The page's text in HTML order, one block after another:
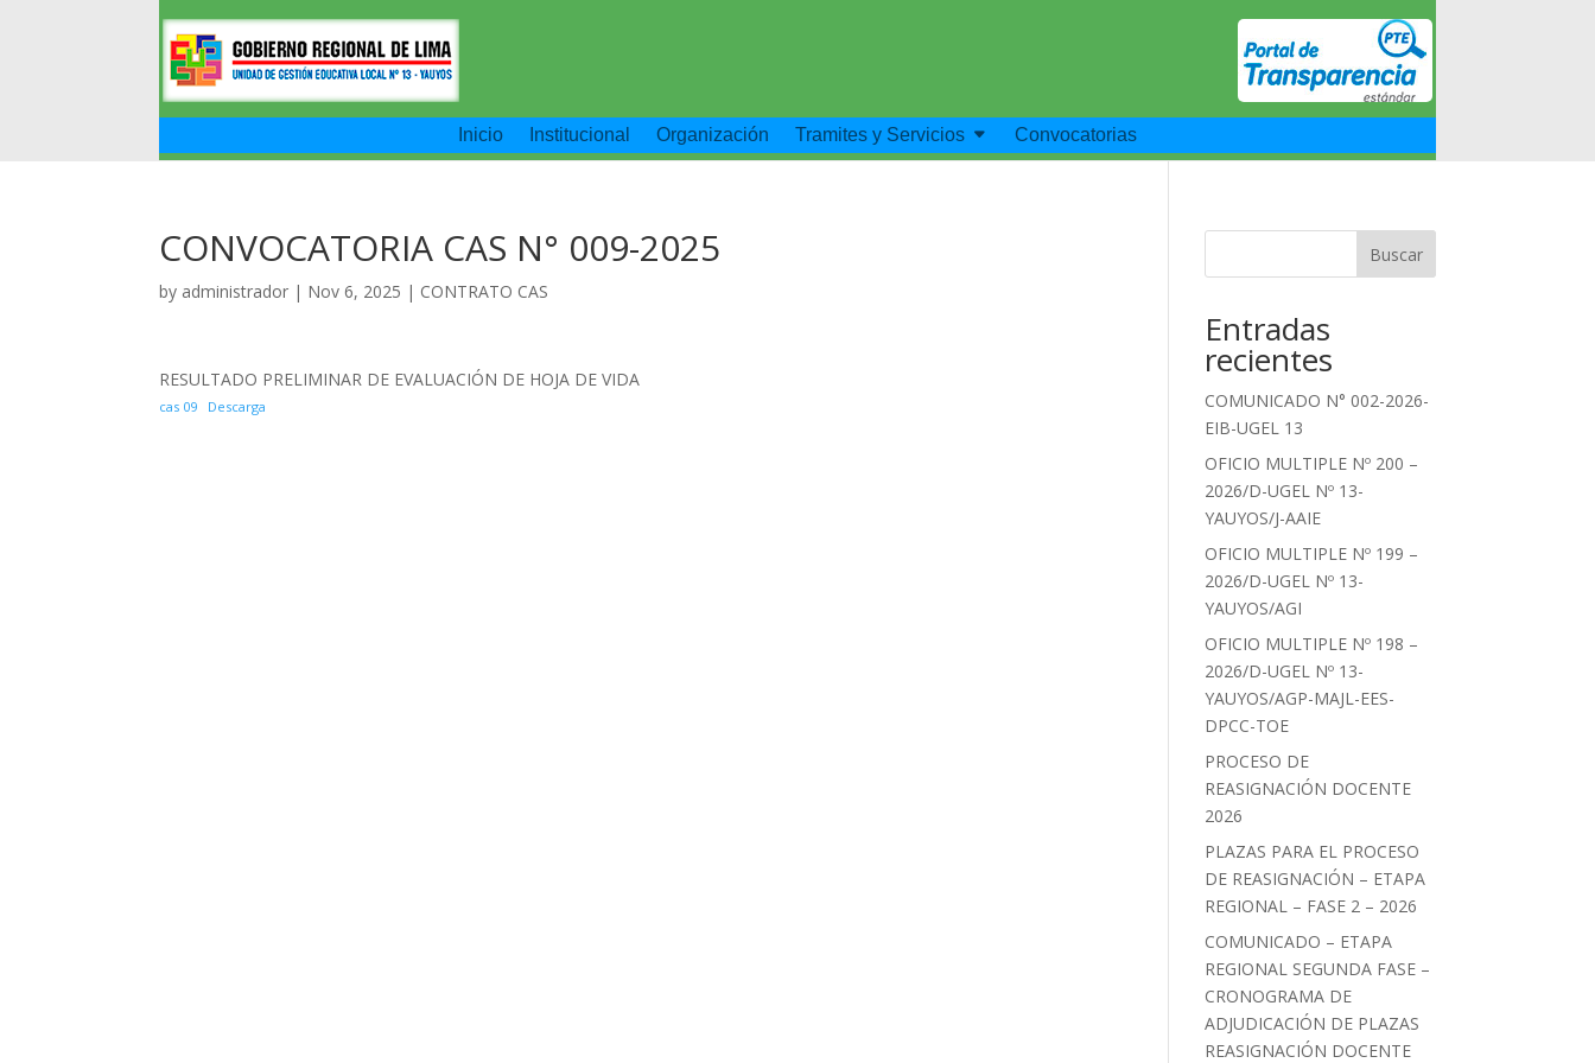
Inicio Institucional Organización Tramites y Servicios Convocatorias
CONVOCATORIA CAS N° 009-2025
by administrador | Nov 6, 2025 | CONTRATO CAS
RESULTADO PRELIMINAR DE EVALUACIÓN DE HOJA DE VIDA
cas 09 Descarga
Buscar
Entradas
recientes
COMUNICADO N° 002-2026-
EIB-UGEL 13
OFICIO MULTIPLE Nº 200 –
2026/D-UGEL Nº 13-
YAUYOS/J-AAIE
OFICIO MULTIPLE Nº 199 –
2026/D-UGEL Nº 13-
YAUYOS/AGI
OFICIO MULTIPLE Nº 198 –
2026/D-UGEL Nº 13-
YAUYOS/AGP-MAJL-EES-
DPCC-TOE
PROCESO DE
REASIGNACIÓN DOCENTE
2026
PLAZAS PARA EL PROCESO
DE REASIGNACIÓN – ETAPA
REGIONAL – FASE 2 – 2026
COMUNICADO – ETAPA
REGIONAL SEGUNDA FASE –
CRONOGRAMA DE
ADJUDICACIÓN DE PLAZAS
REASIGNACIÓN DOCENTE